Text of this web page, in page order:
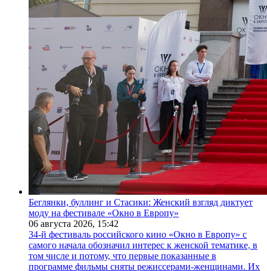
Беглянки, буллинг и Стасики: Женский взгляд диктует
моду на фестивале «Окно в Европу»
06 августа 2026, 15:42
34-й фестиваль российского кино «Окно в Европу» с
самого начала обозначил интерес к женской тематике, в
том числе и потому, что первые показанные в
программе фильмы сняты режиссерами-женщинами. Их